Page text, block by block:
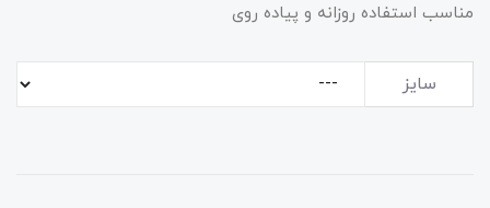
مناسب استفاده روزانه و پیاده روی
سایز